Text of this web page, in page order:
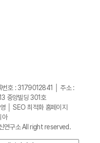
번호 : 3179012841 │ 주소 :
중앙빌딩 301호
│SEO 최적화 홈페이지
아
연구소 All right reserved.